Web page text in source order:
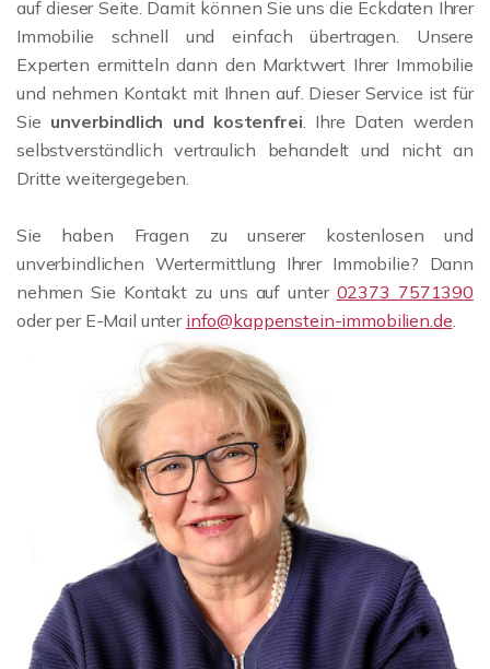
auf dieser Seite. Damit können Sie uns die Eckdaten Ihrer
Immobilie schnell und einfach übertragen. Unsere
Experten ermitteln dann den Marktwert Ihrer Immobilie
und nehmen Kontakt mit Ihnen auf. Dieser Service ist für
Sie unverbindlich und kostenfrei. Ihre Daten werden
selbstverständlich vertraulich behandelt und nicht an
Dritte weitergegeben.
Sie haben Fragen zu unserer kostenlosen und
unverbindlichen Wertermittlung Ihrer Immobilie? Dann
nehmen Sie Kontakt zu uns auf unter 02373 7571390
oder per E-Mail unter info@kappenstein-immobilien.de.